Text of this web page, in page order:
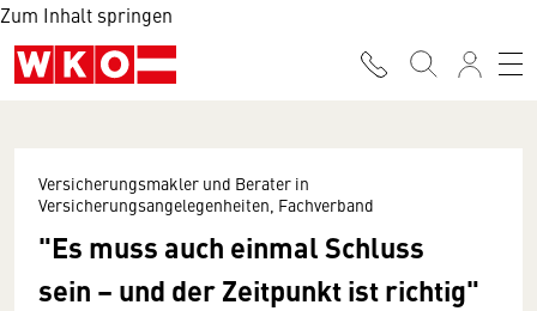
Zum Inhalt springen
Versicherungsmakler und Berater in
Versicherungsangelegenheiten, Fachverband
"Es muss auch einmal Schluss
sein – und der Zeitpunkt ist richtig"